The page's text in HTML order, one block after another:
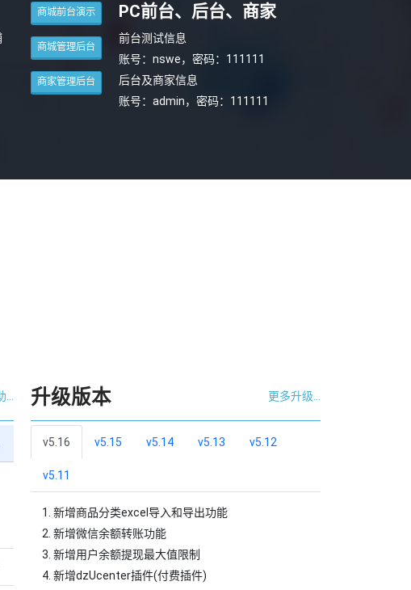
商城前台演示
商城管理后台
商家管理后台
PC前台、后台、商家
前台测试信息
账号：nswe，密码：111111
后台及商家信息
账号：admin，密码：111111
升级版本 更多升级...
v5.16 v5.15 v5.14 v5.13 v5.12
v5.11
新增商品分类excel导入和导出功能
新增微信余额转账功能
新增用户余额提现最大值限制
新增dzUcenter插件(付费插件)